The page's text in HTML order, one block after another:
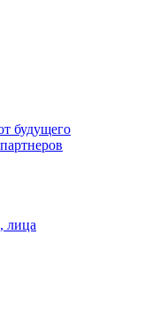
будущего
лица